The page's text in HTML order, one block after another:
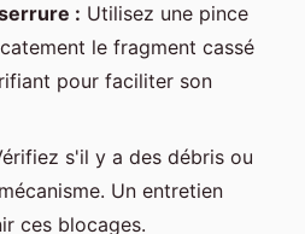
: Utilisez une pince
le fragment cassé
pour faciliter son
s'il y a des débris ou
Un entretien
ces blocages.